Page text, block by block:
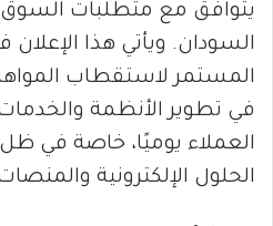
يتوافق مع متطلبات
السودان. ويأتي هذا
المستمر لاستقطاب
في تطوير الأنظمة
العملاء يوميًا، خاصة في
الحلول الإلكترونية